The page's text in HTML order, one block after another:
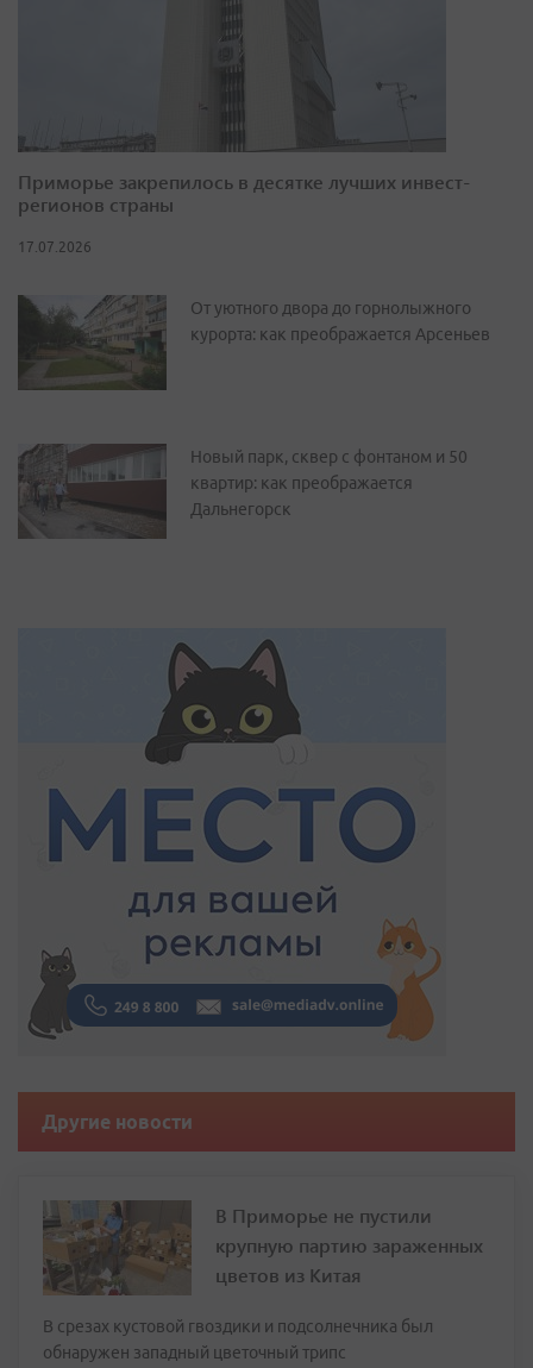
Приморье закрепилось в десятке лучших инвест-
регионов страны
17.07.2026
От уютного двора до горнолыжного
курорта: как преображается Арсеньев
Новый парк, сквер с фонтаном и 50
квартир: как преображается
Дальнегорск
Другие новости
В Приморье не пустили
крупную партию зараженных
цветов из Китая
В срезах кустовой гвоздики и подсолнечника был
обнаружен западный цветочный трипс